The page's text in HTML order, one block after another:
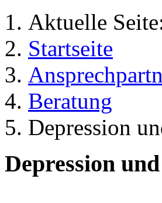
Aktuelle
Startseite
Beratung
Depression
Depression